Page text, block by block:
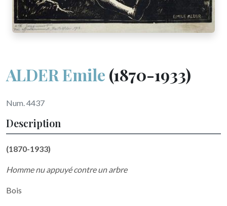
ALDER Emile (1870-1933)
Num. 4437
Description
(1870-1933)
Homme nu appuyé contre un arbre
Bois